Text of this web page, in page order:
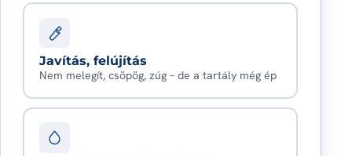
Javítás, felújítás
Nem melegít, csöpög, zúg – de a tartály még ép